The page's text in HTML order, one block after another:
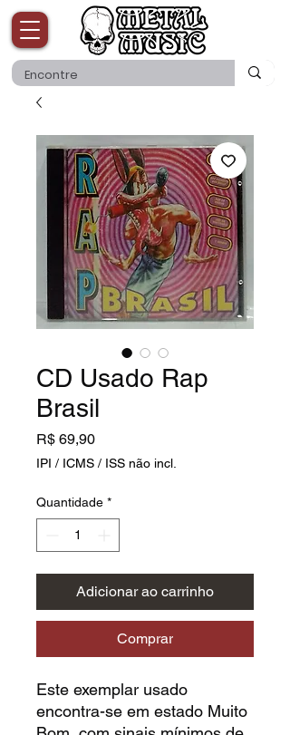
CD Usado Rap
Brasil
R$ 69,90Preço
IPI / ICMS / ISS não incl.
Quantidade *
Adicionar ao carrinho
Comprar
Este exemplar usado
encontra-se em estado Muito